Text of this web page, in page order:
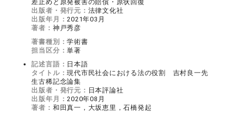
差止めと原発被害の賠償・原状回復
出版者・発行元： 法律文化社
出版年月：2021年03月
著者： 神戸秀彦
著書種別：学術書
担当区分：単著
記述言語： 日本語
タイトル：現代市民社会における法の役割 吉村良一先
生古稀記念論集
出版者・発行元： 日本評論社
出版年月：2020年08月
著者： 和田真一，大坂恵里，石橋発起